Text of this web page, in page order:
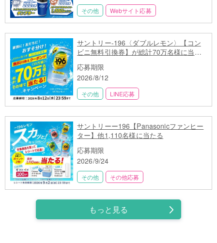
その他 Webサイト応募
サントリー-196〈ダブルレモン〉【コン
ビニ無料引換券】が総計70万名様に当た
応募期限
2026/8/12
その他 LINE応募
サントリーー196【Panasonicファンヒー
ター】他1,110名様に当たる
応募期限
2026/9/24
その他 その他応募
もっと見る